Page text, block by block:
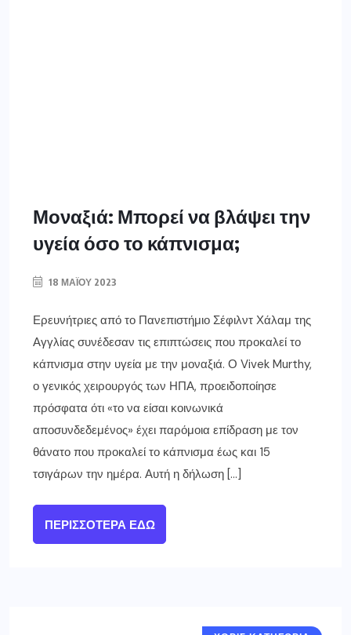
Μοναξιά: Μπορεί να βλάψει την
υγεία όσο το κάπνισμα;
18 ΜΑΪ́ΟΥ 2023
Ερευνήτριες από το Πανεπιστήμιο Σέφιλντ Χάλαμ της
Αγγλίας συνέδεσαν τις επιπτώσεις που προκαλεί το
κάπνισμα στην υγεία με την μοναξιά. Ο Vivek Murthy,
ο γενικός χειρουργός των ΗΠΑ, προειδοποίησε
πρόσφατα ότι «το να είσαι κοινωνικά
αποσυνδεδεμένος» έχει παρόμοια επίδραση με τον
θάνατο που προκαλεί το κάπνισμα έως και 15
τσιγάρων την ημέρα. Αυτή η δήλωση […]
ΠΕΡΙΣΣΌΤΕΡΑ ΕΔΏ